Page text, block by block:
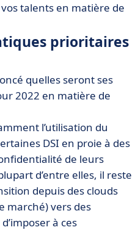
ayant atteint la maturité
BreizhCTF revient en
Sase : le replay de la
talents en matière de
prioritaires
quelles seront ses
2022 en matière de
l’utilisation du
DSI en proie à des
de leurs
d’entre elles, il reste
depuis des clouds
marché) vers des
à ces